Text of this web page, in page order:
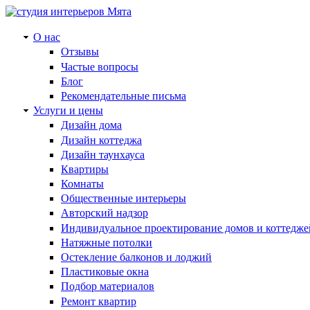
О нас
Отзывы
Частые вопросы
Блог
Рекомендательные письма
Услуги и цены
Дизайн дома
Дизайн коттеджа
Дизайн таунхауса
Квартиры
Комнаты
Общественные интерьеры
Авторский надзор
Индивидуальное проектирование домов и
Натяжные потолки
Остекление балконов и лоджий
Пластиковые окна
Подбор материалов
Ремонт квартир